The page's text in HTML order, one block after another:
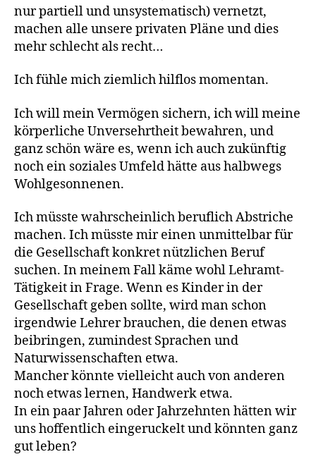
nur partiell und unsystematisch) vernetzt,
machen alle unsere privaten Pläne und dies
mehr schlecht als recht…
Ich fühle mich ziemlich hilflos momentan.
Ich will mein Vermögen sichern, ich will meine
körperliche Unversehrtheit bewahren, und
ganz schön wäre es, wenn ich auch zukünftig
noch ein soziales Umfeld hätte aus halbwegs
Wohlgesonnenen.
Ich müsste wahrscheinlich beruflich Abstriche
machen. Ich müsste mir einen unmittelbar für
die Gesellschaft konkret nützlichen Beruf
suchen. In meinem Fall käme wohl Lehramt-
Tätigkeit in Frage. Wenn es Kinder in der
Gesellschaft geben sollte, wird man schon
irgendwie Lehrer brauchen, die denen etwas
beibringen, zumindest Sprachen und
Naturwissenschaften etwa.
Mancher könnte vielleicht auch von anderen
noch etwas lernen, Handwerk etwa.
In ein paar Jahren oder Jahrzehnten hätten wir
uns hoffentlich eingeruckelt und könnten ganz
gut leben?